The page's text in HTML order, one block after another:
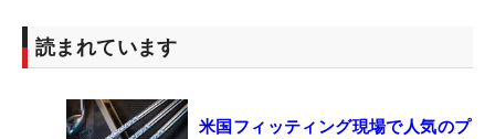
読まれています
米国フィッティング現場で人気のプ